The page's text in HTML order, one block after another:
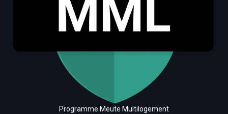
Programme Meute Multilogement